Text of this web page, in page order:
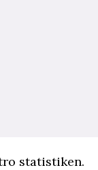
statistiken.